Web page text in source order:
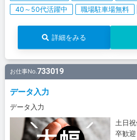
40～50代活躍中
職場駐車場無料
詳細をみる
お仕事No.733019
データ入力
データ入力
土日
卒歓迎